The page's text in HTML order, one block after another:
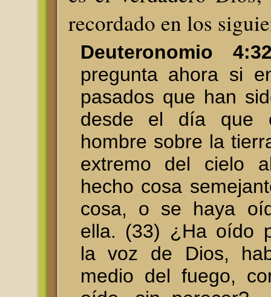
recordado en los
Deuteronomio
pregunta ahora si
pasados que han
desde el día que
hombre sobre la
extremo del cielo
hecho cosa
cosa, o se haya
ella. (33) ¿Ha oído
la voz de Dios,
medio del fuego,